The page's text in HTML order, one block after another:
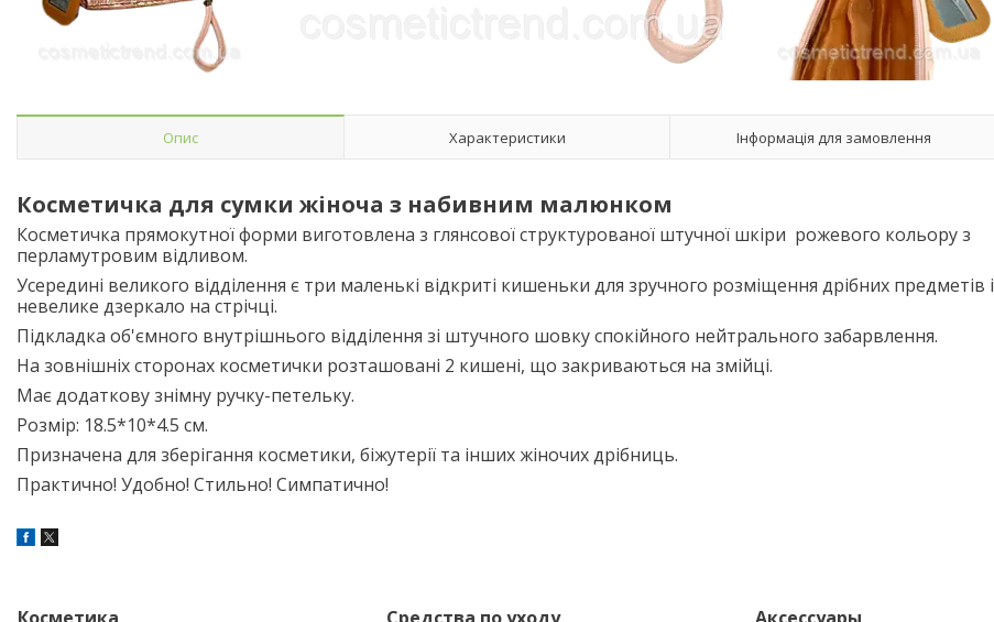
Опис Характеристики Інформація для замовлення
Косметичка для сумки жіноча з набивним малюнком
Косметичка прямокутної форми виготовлена з глянсової структурованої штучної шкіри рожевого кольору з
перламутровим відливом.
Усередині великого відділення є три маленькі відкриті кишеньки для зручного розміщення дрібних предметів і
невелике дзеркало на стрічці.
Підкладка об'ємного внутрішнього відділення зі штучного шовку спокійного нейтрального забарвлення.
На зовнішніх сторонах косметички розташовані 2 кишені, що закриваються на змійці.
Має додаткову знімну ручку-петельку.
Розмір: 18.5*10*4.5 см.
Призначена для зберігання косметики, біжутерії та інших жіночих дрібниць.
Практично! Удобно! Стильно! Симпатично!